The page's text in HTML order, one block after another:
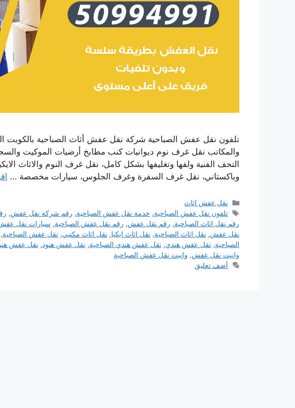
تلفون نقل عفش الصباحية شركة نقل عفش أثاث الصباحية بالكويت
والمكاتب نقل غرف نوم ديوانيات كنب مطابخ أرضيات الموكيت
التحف الفنية ولفها وتغليفها بشكل كامل، نقل غرف النوم والاثاث
وباكستاني، نقل غرف السفرة وغرف الجلوس، سيارات مخصصة …
التصنيفات
نقل عفش اثاث
الوسوم
تلفون نقل عفش الصباحية, خدمة نقل عفش الصباحية, رقم شركة نقل عفش,
رقم نقل اثاث الصباحية, رقم نقل عفش, رقم نقل عفش الصباحية, سيارات نقل
نقل عفش, نقل اثاث الصباحية, نقل اثاث ايكيا, نقل اثاث مكتبي, نقل عفش الصباحية,
الصباحية, نقل عفش هندي, نقل عفش هندي الصباحية, نقل عفش هنود, نقل عفش
وانيت نقل عفش, وانيت نقل عفش الصباحية
أضف تعليق